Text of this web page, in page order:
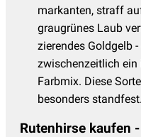
markanten, straff
graugrünes Laub
zierendes Goldgelb
zwischenzeitlich ein
Farbmix. Diese
besonders standfest.
Rutenhirse kaufen